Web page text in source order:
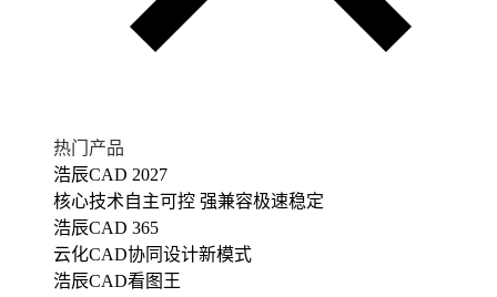
热门产品
浩辰CAD 2027
核心技术自主可控 强兼容极速稳定
浩辰CAD 365
云化CAD协同设计新模式
浩辰CAD看图王